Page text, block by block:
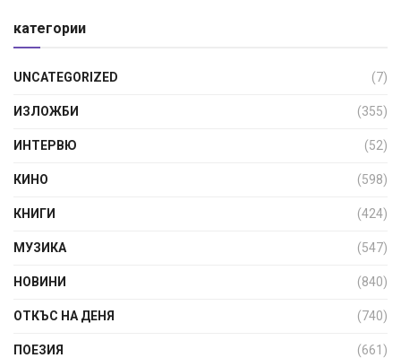
категории
UNCATEGORIZED (7)
ИЗЛОЖБИ (355)
ИНТЕРВЮ (52)
КИНО (598)
КНИГИ (424)
МУЗИКА (547)
НОВИНИ (840)
ОТКЪС НА ДЕНЯ (740)
ПОЕЗИЯ (661)